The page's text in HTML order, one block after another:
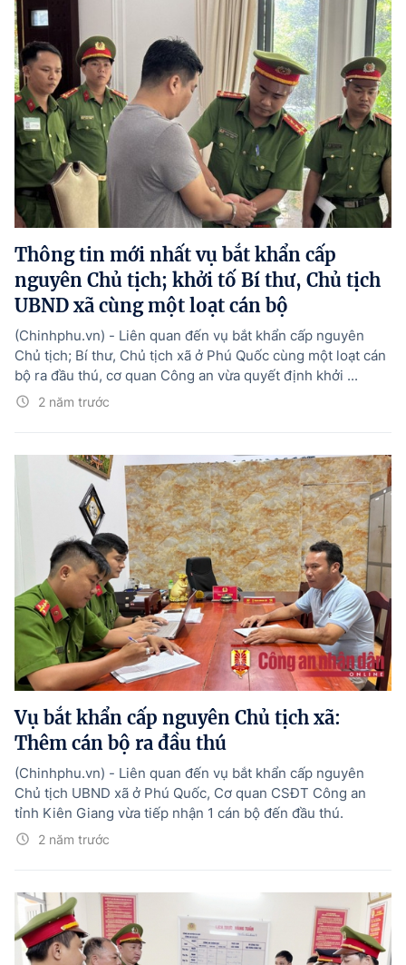
Thông tin mới nhất vụ bắt khẩn cấp
nguyên Chủ tịch; khởi tố Bí thư, Chủ tịch
UBND xã cùng một loạt cán bộ
2 năm trước
(Chinhphu.vn) - Liên quan đến vụ bắt khẩn cấp nguyên
Chủ tịch; Bí thư, Chủ tịch xã ở Phú Quốc cùng một loạt cán
bộ ra đầu thú, cơ quan Công an vừa quyết định khởi ...
Vụ bắt khẩn cấp nguyên Chủ tịch xã:
Thêm cán bộ ra đầu thú
2 năm trước
(Chinhphu.vn) - Liên quan đến vụ bắt khẩn cấp nguyên
Chủ tịch UBND xã ở Phú Quốc, Cơ quan CSĐT Công an
tỉnh Kiên Giang vừa tiếp nhận 1 cán bộ đến đầu thú.